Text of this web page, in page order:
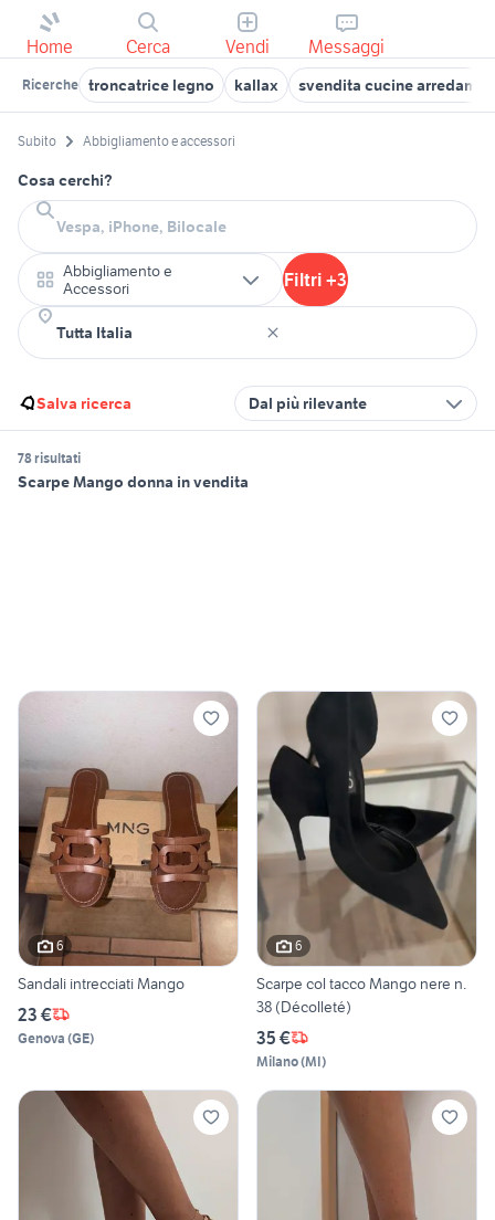
Home Cerca Vendi Messaggi
Ricerche troncatrice legno kallax svendita cucine
Subito Abbigliamento e accessori
Cosa cerchi?
Abbigliamento e
Accessori
Filtri +3
Salva ricerca Dal più rilevante
78 risultati
Scarpe Mango donna in vendita
6
Sandali intrecciati Mango
23 €
Genova (GE)
6
Scarpe col tacco Mango nere n.
38 (Décolleté)
35 €
Milano(MI)